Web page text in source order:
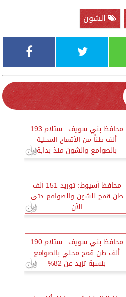
الشون
محافظ بني سويف: استلام 193
ألف طناً من الأقماح المحلية
بالصوامع والشون منذ بداية
الحصاد
محافظ أسيوط: توريد 151 ألف
طن قمح للشون والصوامع حتى
الآن
محافظ بني سويف: استلام 190
ألف طن قمح محلي بالصوامع
بنسبة تزيد عن 82%